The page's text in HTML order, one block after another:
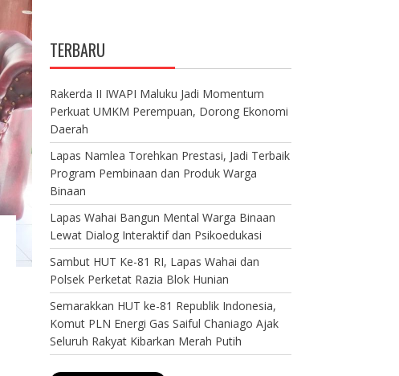
TERBARU
Rakerda II IWAPI Maluku Jadi Momentum
Perkuat UMKM Perempuan, Dorong Ekonomi
Daerah
Lapas Namlea Torehkan Prestasi, Jadi Terbaik
Program Pembinaan dan Produk Warga
Binaan
Lapas Wahai Bangun Mental Warga Binaan
Lewat Dialog Interaktif dan Psikoedukasi
Sambut HUT Ke-81 RI, Lapas Wahai dan
Polsek Perketat Razia Blok Hunian
Semarakkan HUT ke-81 Republik Indonesia,
Komut PLN Energi Gas Saiful Chaniago Ajak
Seluruh Rakyat Kibarkan Merah Putih